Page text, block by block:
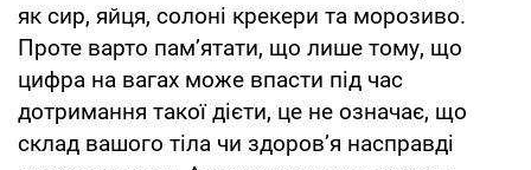
як сир, яйця, солоні крекери та морозиво.
Проте варто пам’ятати, що лише тому, що
цифра на вагах може впасти під час
дотримання такої дієти, це не означає, що
склад вашого тіла чи здоров’я насправді